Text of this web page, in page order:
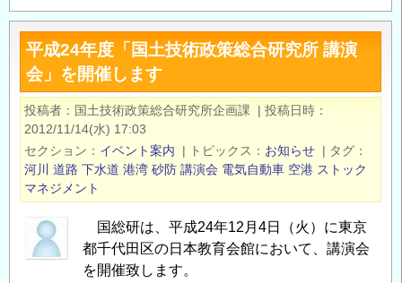
ニ
ス・
デ・
レ
イ
ケ
記
念
シ
ポ
ジ
平成24年度「国土技術政策総合研究所 講演
会」を開催します
投稿者 国土技術政策総合研究所企画課 | 投稿日時
2012/11/14(水) 17:03
セクション
イベント案内 | トピックス お知らせ | タグ
河川
道路 下水道 港湾 砂防 講演会 電気自動車 空港 ストック
マネジメント
国総研は、平成24年12月4日（火）に東京
都千代田区の日本教育会館において、講演会
を開催致します。